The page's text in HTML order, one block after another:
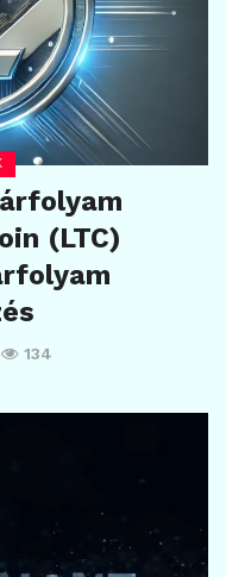
(LTC)
134